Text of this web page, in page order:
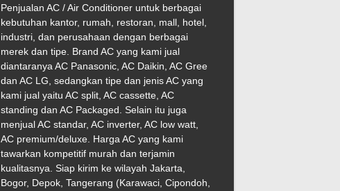
Penjualan AC / Air Conditioner untuk berbagai
kebutuhan kantor, rumah, restoran, mall, hotel,
industri, dan perusahaan dengan berbagai
merek dan tipe. Brand AC yang kami jual
diantaranya AC Panasonic, AC Daikin, AC Gree
dan AC LG, sedangkan tipe dan jenis AC yang
kami jual yaitu AC split, AC cassette, AC
standing dan AC Packaged. Selain itu juga
menjual AC standar, AC inverter, AC low watt,
AC premium/deluxe. Harga AC yang kami
tawarkan kompetitif murah dan terjamin
kualitasnya. Siap kirim ke wilayah Jakarta,
Bogor, Depok, Tangerang (Karawaci, Cipondoh,